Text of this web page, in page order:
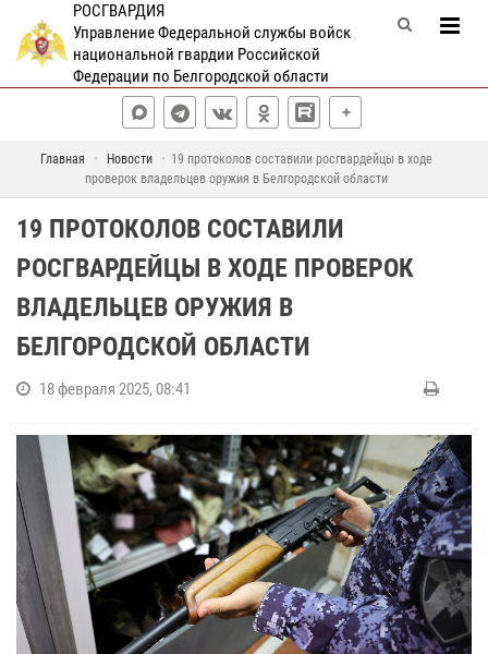
РОСГВАРДИЯ
Управление Федеральной службы войск
национальной гвардии Российской
Федерации по Белгородской области
Главная Новости
19 протоколов составили росгвардейцы в ходе
проверок владельцев оружия в Белгородской области
19 ПРОТОКОЛОВ СОСТАВИЛИ
РОСГВАРДЕЙЦЫ В ХОДЕ ПРОВЕРОК
ВЛАДЕЛЬЦЕВ ОРУЖИЯ В
БЕЛГОРОДСКОЙ ОБЛАСТИ
18 февраля 2025, 08:41